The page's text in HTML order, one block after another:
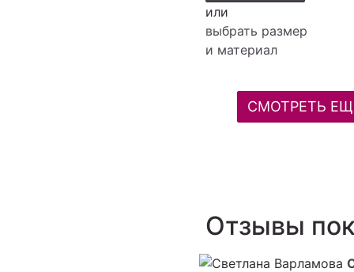
или
выбрать размер
и материал
СМОТРЕТЬ
Отзывы